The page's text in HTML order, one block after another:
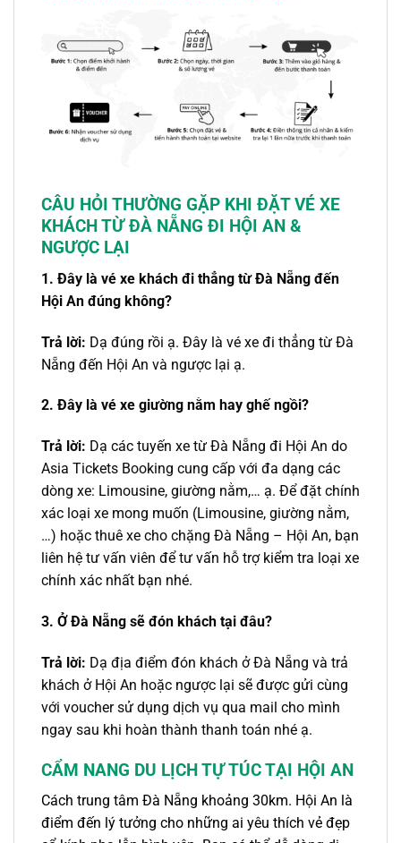
CÂU HỎI THƯỜNG GẶP KHI ĐẶT VÉ XE
KHÁCH TỪ ĐÀ NẴNG ĐI HỘI AN &
NGƯỢC LẠI
1. Đây là vé xe khách đi thẳng từ Đà Nẵng đến
Hội An đúng không?
Trả lời: Dạ đúng rồi ạ. Đây là vé xe đi thẳng từ Đà
Nẵng đến Hội An và ngược lại ạ.
2. Đây là vé xe giường nằm hay ghế ngồi?
Trả lời: Dạ các tuyến xe từ Đà Nẵng đi Hội An do
Asia Tickets Booking cung cấp với đa dạng các
dòng xe: Limousine, giường nằm,… ạ. Để đặt chính
xác loại xe mong muốn (Limousine, giường nằm,
…) hoặc thuê xe cho chặng Đà Nẵng – Hội An, bạn
liên hệ tư vấn viên để tư vấn hỗ trợ kiểm tra loại xe
chính xác nhất bạn nhé.
3. Ở Đà Nẵng sẽ đón khách tại đâu?
Trả lời: Dạ địa điểm đón khách ở Đà Nẵng và trả
khách ở Hội An hoặc ngược lại sẽ được gửi cùng
với voucher sử dụng dịch vụ qua mail cho mình
ngay sau khi hoàn thành thanh toán nhé ạ.
CẨM NANG DU LỊCH TỰ TÚC TẠI HỘI AN
Cách trung tâm Đà Nẵng khoảng 30km. Hội An là
điểm đến lý tưởng cho những ai yêu thích vẻ đẹp